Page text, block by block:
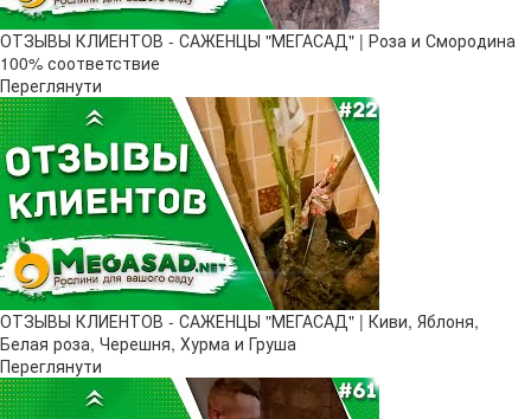
ОТЗЫВЫ КЛИЕНТОВ - САЖЕНЦЫ "МЕГАСАД" | Роза и Смородина
100% соответствие
Переглянути
ОТЗЫВЫ КЛИЕНТОВ - САЖЕНЦЫ "МЕГАСАД" | Киви, Яблоня,
Белая роза, Черешня, Хурма и Груша
Переглянути